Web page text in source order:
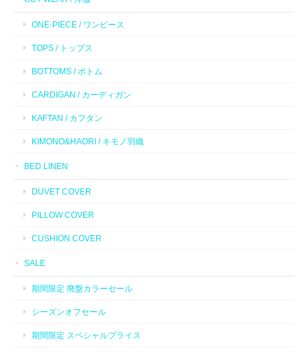
ONE-PIECE / ワンピース
TOPS / トップス
BOTTOMS / ボトム
CARDIGAN / カーディガン
KAFTAN / カフタン
KIMONO&HAORI / キモノ羽織
BED LINEN
DUVET COVER
PILLOW COVER
CUSHION COVER
SALE
期間限定 廃盤カラーセール
シーズンオフセール
期間限定 スペシャルプライス